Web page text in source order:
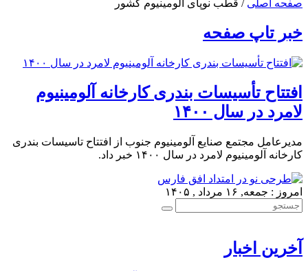
صفحه اصلی / قطب نوپای آلومینیوم کشور
خبر تاپ صفحه
افتتاح تأسیسات بندری کارخانه آلومینیوم
لامرد در سال ۱۴۰۰
مدیرعامل مجتمع صنایع آلومینیوم جنوب از افتتاح تاسیسات بندری
کارخانه آلومینیوم لامرد در سال ۱۴۰۰ خبر داد.
امروز : جمعه, ۱۶ مرداد , ۱۴۰۵
آخرین اخبار